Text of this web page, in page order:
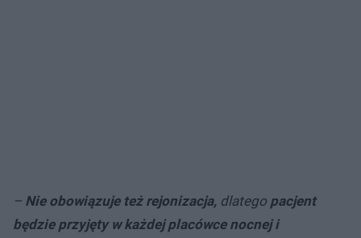
– Nie obowiązuje też rejonizacja, dlatego pacjent
będzie przyjęty w każdej placówce nocnej i